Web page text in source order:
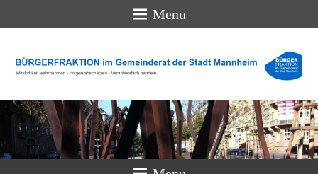
Menu
BÜRGERFRAKTION im
Gemeinderat der Stadt
Mannheim
Wirklichkeit wahrnehmen – Folgen abschätzen – Verantwortlich
handeln
Menu